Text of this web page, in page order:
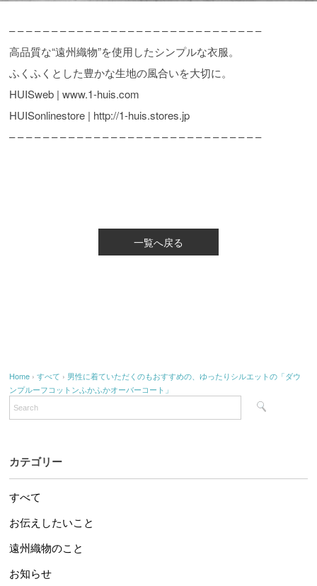
– – – – – – – – – – – – – – – – – – – – – – – – – – – – – –
高品質な“遠州織物”を使用したシンプルな衣服。
ふくふくとした豊かな生地の風合いを大切に。
HUISweb | www.1-huis.com
HUISonlinestore | http://1-huis.stores.jp
– – – – – – – – – – – – – – – – – – – – – – – – – – – – – –
一覧へ戻る
Home ›すべて › 男性に着ていただくのもおすすめの、ゆったりシルエットの「ダウ
ンプルーフコットンふかふかオーバーコート」
カテゴリー
すべて
お伝えしたいこと
遠州織物のこと
お知らせ